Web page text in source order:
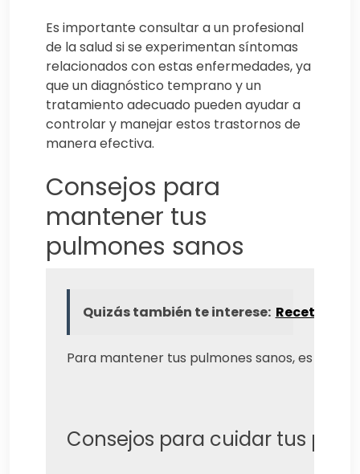
Es importante consultar a un profesional
de la salud si se experimentan síntomas
relacionados con estas enfermedades, ya
que un diagnóstico temprano y un
tratamiento adecuado pueden ayudar a
controlar y manejar estos trastornos de
manera efectiva.
Consejos para
mantener tus
pulmones sanos
Quizás también te interese: Receta
Para mantener tus pulmones sanos, es
Consejos para cuidar tus